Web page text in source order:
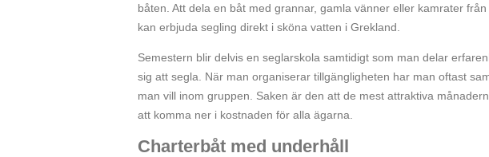
båten. Att dela en båt med grannar, gamla vänner eller kamrater
kan erbjuda segling direkt i sköna vatten i Grekland.
Semestern blir delvis en seglarskola samtidigt som man delar
sig att segla. När man organiserar tillgängligheten har man oftast
man vill inom gruppen. Saken är den att de mest attraktiva
att komma ner i kostnaden för alla ägarna.
Charterbåt med underhåll